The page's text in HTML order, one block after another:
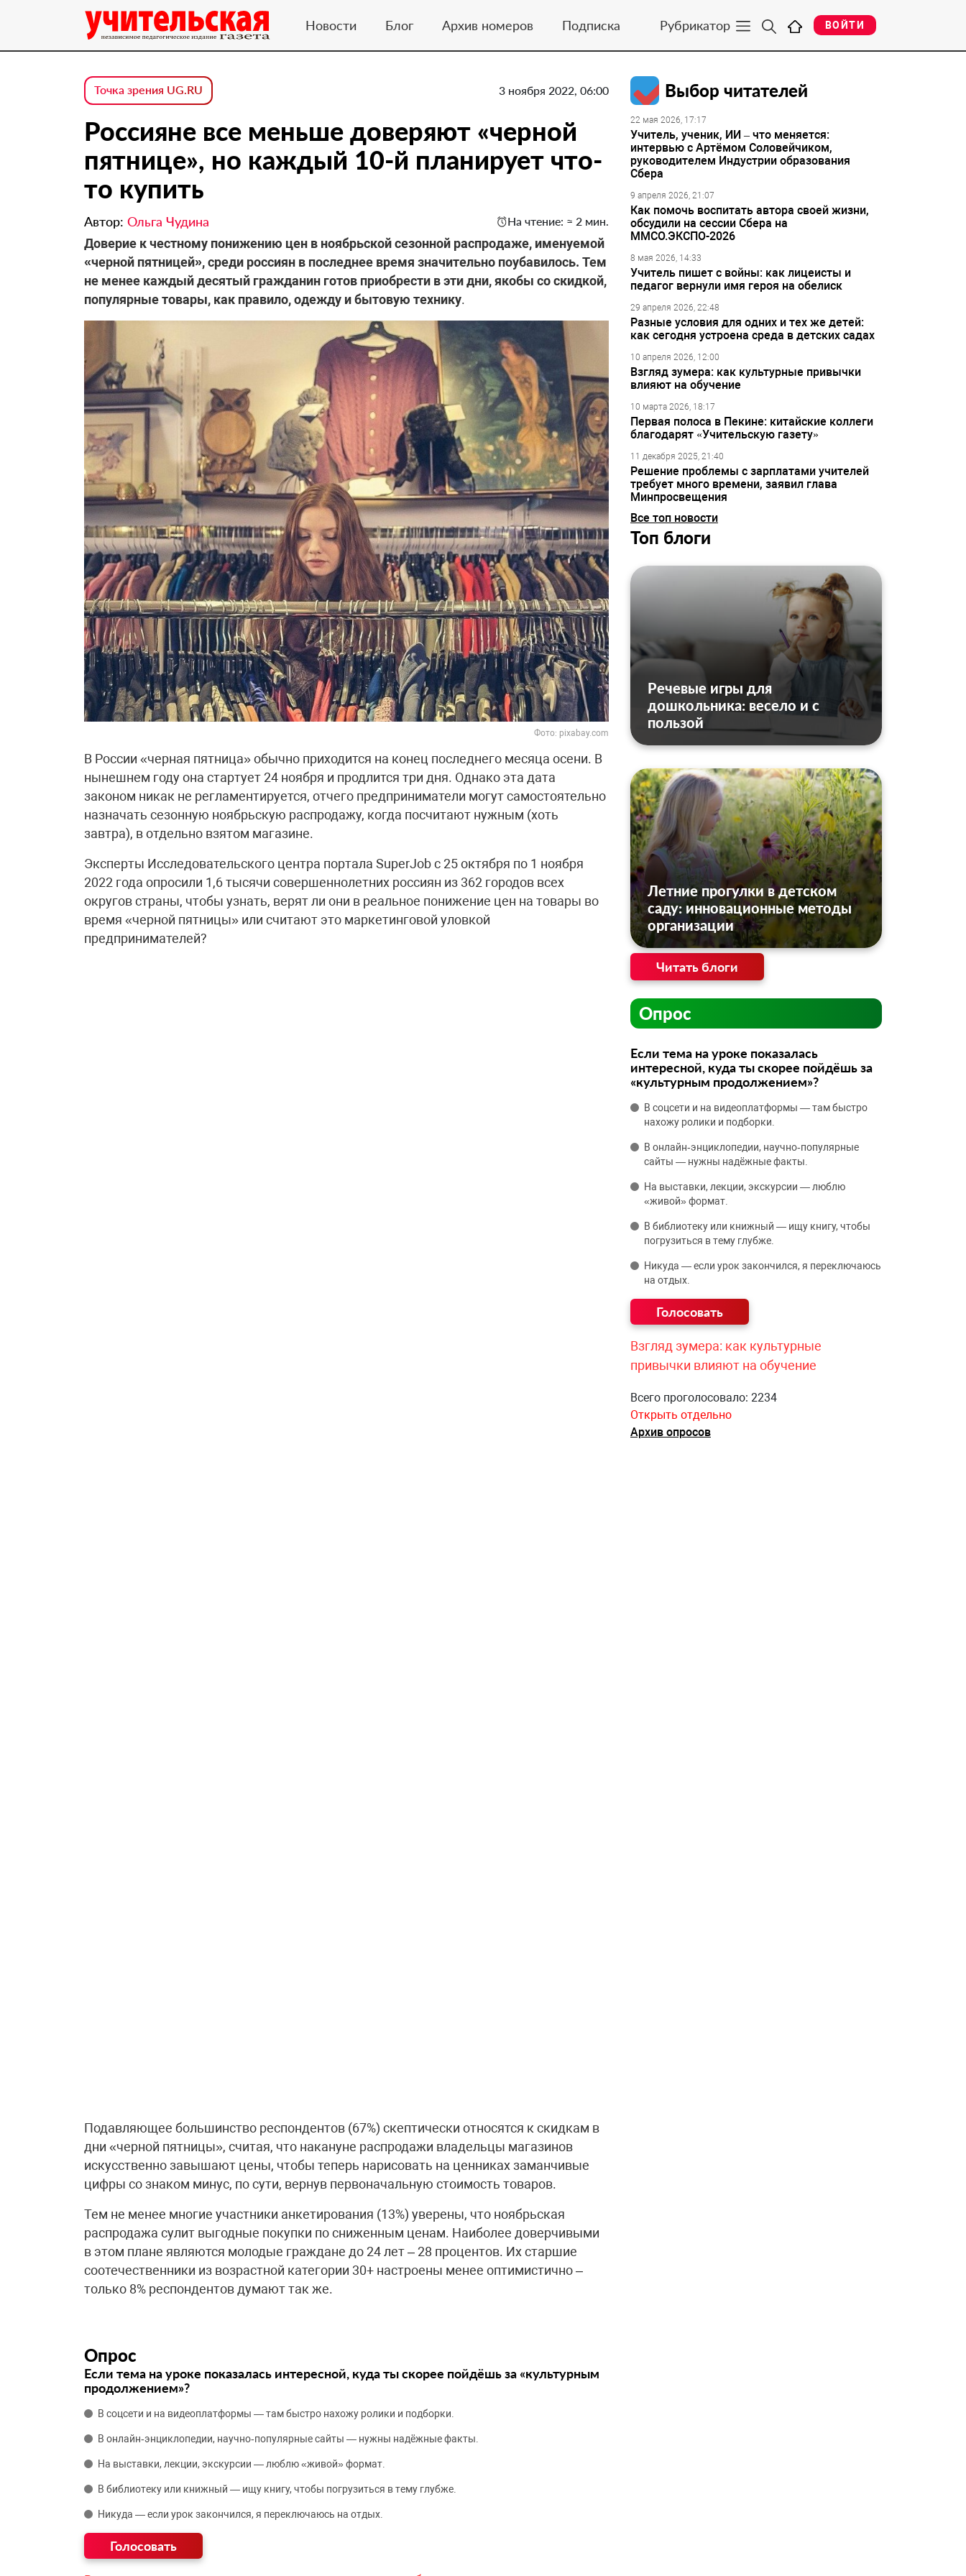
Новости Блог Архив номеров Подписка Рубрикатор ВОЙТИ
Точка зрения UG.RU 3 ноября 2022, 06:00
Россияне все меньше доверяют «черной
пятнице», но каждый 10-й планирует что-
то купить
Автор: Ольга Чудина На чтение: ≈ 2 мин.
Доверие к честному понижению цен в ноябрьской сезонной распродаже, именуемой
«черной пятницей», среди россиян в последнее время значительно поубавилось. Тем
не менее каждый десятый гражданин готов приобрести в эти дни, якобы со скидкой,
популярные товары, как правило, одежду и бытовую технику.
Фото: pixabay.com
В России «черная пятница» обычно приходится на конец последнего месяца осени. В
нынешнем году она стартует 24 ноября и продлится три дня. Однако эта дата
законом никак не регламентируется, отчего предприниматели могут самостоятельно
назначать сезонную ноябрьскую распродажу, когда посчитают нужным (хоть
завтра), в отдельно взятом магазине.
Эксперты Исследовательского центра портала SuperJob с 25 октября по 1 ноября
2022 года опросили 1,6 тысячи совершеннолетних россиян из 362 городов всех
округов страны, чтобы узнать, верят ли они в реальное понижение цен на товары во
время «черной пятницы» или считают это маркетинговой уловкой
предпринимателей?
Подавляющее большинство респондентов (67%) скептически относятся к скидкам в
дни «черной пятницы», считая, что накануне распродажи владельцы магазинов
искусственно завышают цены, чтобы теперь нарисовать на ценниках заманчивые
цифры со знаком минус, по сути, вернув первоначальную стоимость товаров.
Тем не менее многие участники анкетирования (13%) уверены, что ноябрьская
распродажа сулит выгодные покупки по сниженным ценам. Наиболее доверчивыми
в этом плане являются молодые граждане до 24 лет – 28 процентов. Их старшие
соотечественники из возрастной категории 30+ настроены менее оптимистично –
только 8% респондентов думают так же.
Опрос
Если тема на уроке показалась интересной, куда ты скорее пойдёшь за «культурным
продолжением»?
В соцсети и на видеоплатформы — там быстро нахожу ролики и подборки.
В онлайн‑энциклопедии, научно‑популярные сайты — нужны надёжные факты.
На выставки, лекции, экскурсии — люблю «живой» формат.
В библиотеку или книжный — ищу книгу, чтобы погрузиться в тему глубже.
Никуда — если урок закончился, я переключаюсь на отдых.
Выбор читателей
22 мая 2026, 17:17
Учитель, ученик, ИИ – что меняется:
интервью с Артёмом Соловейчиком,
руководителем Индустрии образования
Сбера
9 апреля 2026, 21:07
Как помочь воспитать автора своей жизни,
обсудили на сессии Сбера на
ММСО.ЭКСПО-2026
8 мая 2026, 14:33
Учитель пишет с войны: как лицеисты и
педагог вернули имя героя на обелиск
29 апреля 2026, 22:48
Разные условия для одних и тех же детей:
как сегодня устроена среда в детских садах
10 апреля 2026, 12:00
Взгляд зумера: как культурные привычки
влияют на обучение
10 марта 2026, 18:17
Первая полоса в Пекине: китайские коллеги
благодарят «Учительскую газету»
11 декабря 2025, 21:40
Решение проблемы с зарплатами учителей
требует много времени, заявил глава
Минпросвещения
Все топ новости
Топ блоги
Речевые игры для
дошкольника: весело и с
пользой
Летние прогулки в детском
саду: инновационные методы
организации
Читать блоги
Опрос
Если тема на уроке показалась
интересной, куда ты скорее пойдёшь за
«культурным продолжением»?
В соцсети и на видеоплатформы — там быстро
нахожу ролики и подборки.
В онлайн‑энциклопедии, научно‑популярные
сайты — нужны надёжные факты.
На выставки, лекции, экскурсии — люблю
«живой» формат.
В библиотеку или книжный — ищу книгу, чтобы
погрузиться в тему глубже.
Никуда — если урок закончился, я переключаюсь
на отдых.
Взгляд зумера: как культурные
привычки влияют на обучение
Всего проголосовало: 2234
Открыть отдельно
Архив опросов